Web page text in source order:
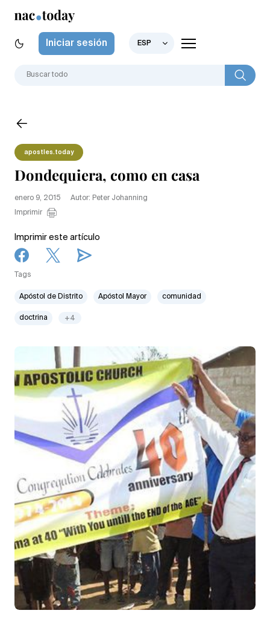
Iniciar sesión ESP
apostles.today
Dondequiera, como en casa
enero 9, 2015
Autor: Peter Johanning
Imprimir
Imprimir este artículo
Tags
Apóstol de Distrito Apóstol Mayor comunidad
doctrina +4